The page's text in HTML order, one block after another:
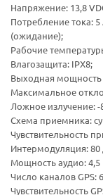
Напряжение: 13,8
Потребление тока:
(ожидание);
Рабочие
Влагозащита: IPX8;
Выходная мощность
Максимальное
Ложное излучение: -
Схема приемника:
Чувствительность
Интермодуляция: 80
Мощность аудио: 4,5
Число каналов GPS:
Чувствительность